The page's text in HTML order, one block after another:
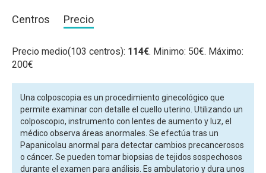
Centros Precio
Precio medio(103 centros): 114€. Minimo: 50€. Máximo:
200€
Una colposcopia es un procedimiento ginecológico que
permite examinar con detalle el cuello uterino. Utilizando un
colposcopio, instrumento con lentes de aumento y luz, el
médico observa áreas anormales. Se efectúa tras un
Papanicolau anormal para detectar cambios precancerosos
o cáncer. Se pueden tomar biopsias de tejidos sospechosos
durante el examen para análisis. Es ambulatorio y dura unos